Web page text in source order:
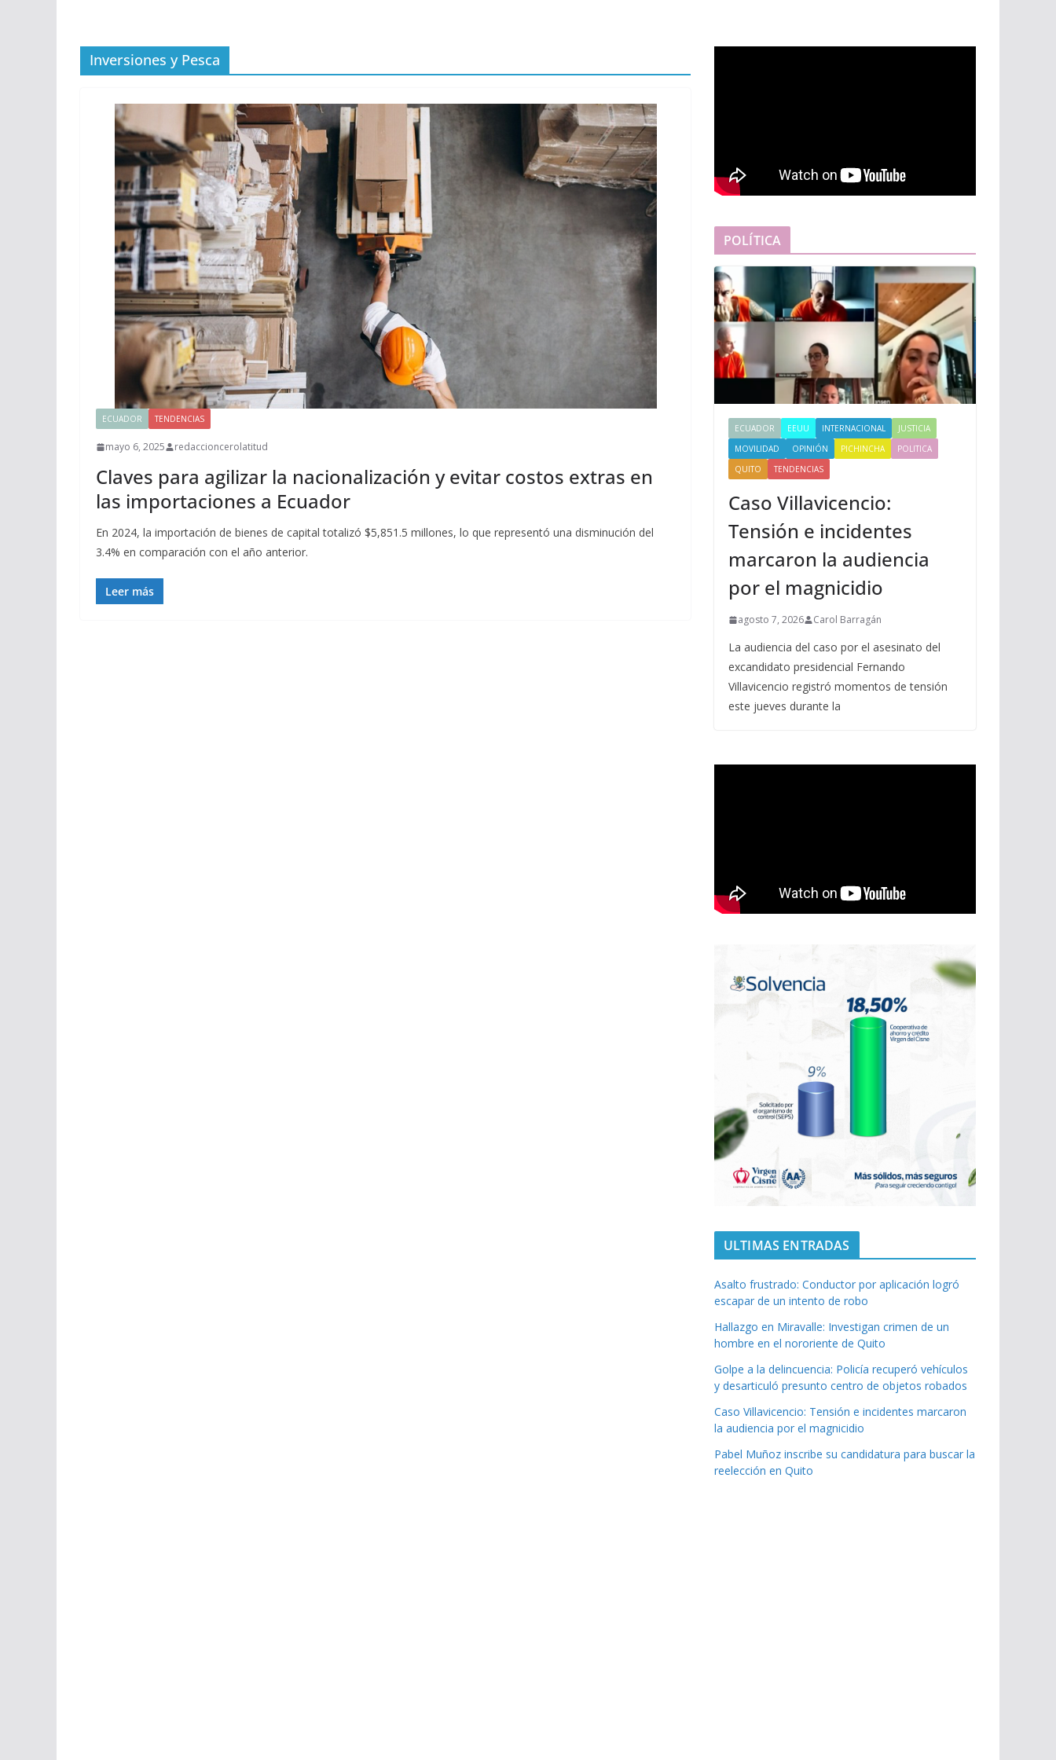
Inversiones y Pesca
ECUADOR TENDENCIAS
mayo 6, 2025 redaccioncerolatitud
Claves para agilizar la nacionalización y evitar costos extras en
las importaciones a Ecuador
En 2024, la importación de bienes de capital totalizó $5,851.5 millones, lo que representó una disminución del
3.4% en comparación con el año anterior.
Leer más
POLÍTICA
ECUADOR EEUU INTERNACIONAL
JUSTICIA
MOVILIDAD
OPINIÓN PICHINCHA
POLITICA
QUITO
TENDENCIAS
Caso Villavicencio:
Tensión e incidentes
marcaron la audiencia
por el magnicidio
agosto 7, 2026 Carol Barragán
La audiencia del caso por el asesinato del
excandidato presidencial Fernando
Villavicencio registró momentos de tensión
este jueves durante la
ULTIMAS ENTRADAS
Asalto frustrado: Conductor por aplicación logró
escapar de un intento de robo
Hallazgo en Miravalle: Investigan crimen de un
hombre en el nororiente de Quito
Golpe a la delincuencia: Policía recuperó vehículos
y desarticuló presunto centro de objetos robados
Caso Villavicencio: Tensión e incidentes marcaron
la audiencia por el magnicidio
Pabel Muñoz inscribe su candidatura para buscar la
reelección en Quito